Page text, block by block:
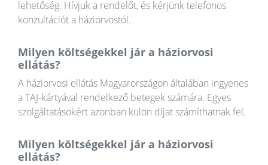
lehetőség. Hívjuk a rendelőt, és kérjünk telefonos
konzultációt a háziorvostól.
Milyen költségekkel jár a háziorvosi
ellátás?
A háziorvosi ellátás Magyarországon általában ingyenes
a TAJ-kártyával rendelkező betegek számára. Egyes
szolgáltatásokért azonban külön díjat számíthatnak fel.
Milyen költségekkel jár a háziorvosi
ellátás?